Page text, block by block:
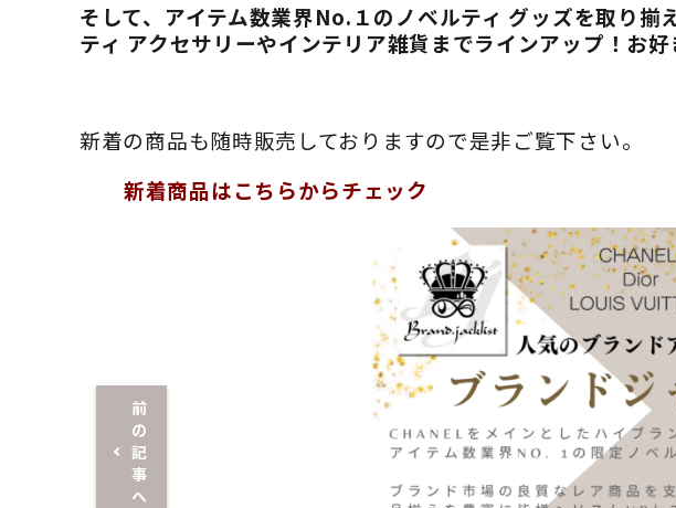
そして、アイテム数業界No.１のノベルティ グッズを取り
ティ アクセサリーやインテリア雑貨までラインアップ！お
新着の商品も随時販売しておりますので是非ご覧下さい。
新着商品はこちらからチェック
前
の
記
事
へ